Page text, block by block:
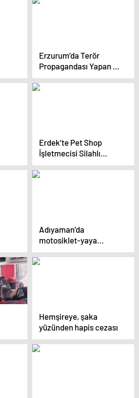
Erzurum’da Terör
Propagandası Yapan 2
Kişi Yakalandı
Erdek’te Pet Shop
İşletmecisi Silahlı
Saldırıya Uğradı
Adıyaman’da
motosiklet-yaya
kazası: 2 yaralı
Hemşireye, şaka
yüzünden hapis cezası